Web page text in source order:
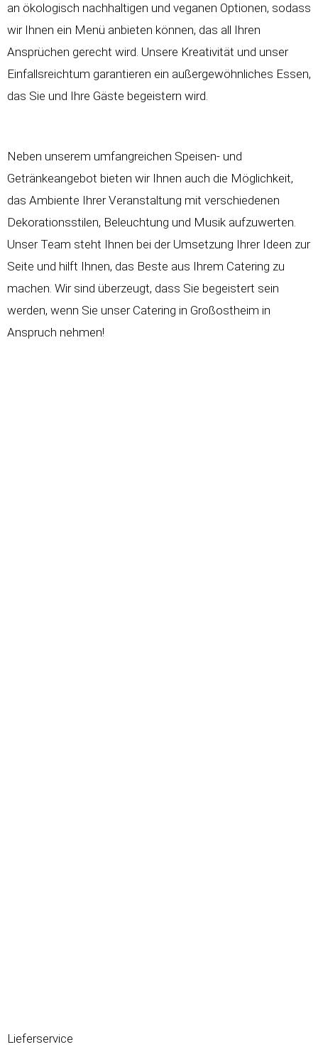
an ökologisch nachhaltigen und veganen Optionen, sodass
wir Ihnen ein Menü anbieten können, das all Ihren
Ansprüchen gerecht wird. Unsere Kreativität und unser
Einfallsreichtum garantieren ein außergewöhnliches Essen,
das Sie und Ihre Gäste begeistern wird.
Neben unserem umfangreichen Speisen- und
Getränkeangebot bieten wir Ihnen auch die Möglichkeit,
das Ambiente Ihrer Veranstaltung mit verschiedenen
Dekorationsstilen, Beleuchtung und Musik aufzuwerten.
Unser Team steht Ihnen bei der Umsetzung Ihrer Ideen zur
Seite und hilft Ihnen, das Beste aus Ihrem Catering zu
machen. Wir sind überzeugt, dass Sie begeistert sein
werden, wenn Sie unser Catering in Großostheim in
Anspruch nehmen!
Lieferservice